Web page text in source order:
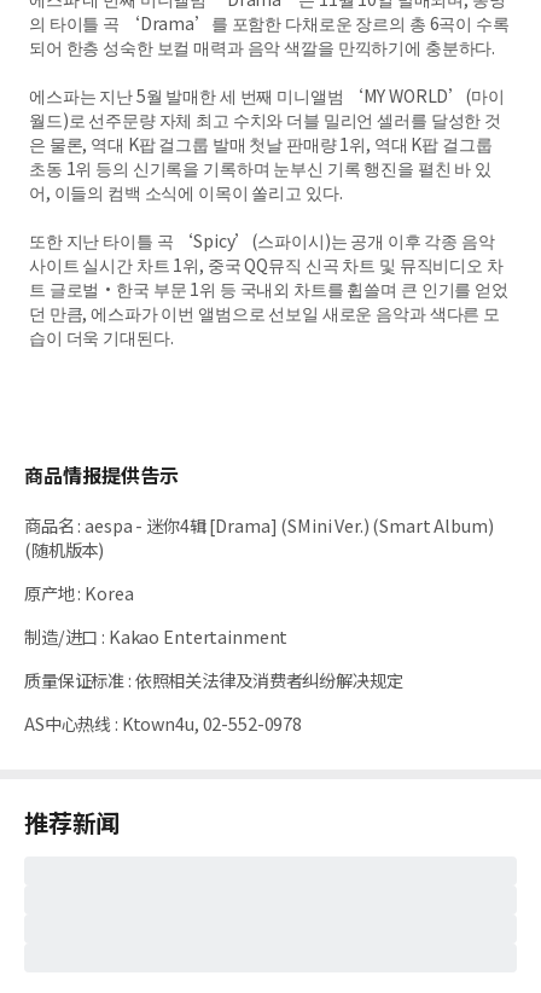
의 타이틀 곡 ‘Drama’를 포함한 다채로운 장르의 총 6곡이 수록
되어 한층 성숙한 보컬 매력과 음악 색깔을 만끽하기에 충분하다.
에스파는 지난 5월 발매한 세 번째 미니앨범 ‘MY WORLD’(마이
월드)로 선주문량 자체 최고 수치와 더블 밀리언 셀러를 달성한 것
은 물론, 역대 K팝 걸그룹 발매 첫날 판매량 1위, 역대 K팝 걸그룹
초동 1위 등의 신기록을 기록하며 눈부신 기록 행진을 펼친 바 있
어, 이들의 컴백 소식에 이목이 쏠리고 있다.
또한 지난 타이틀 곡 ‘Spicy’(스파이시)는 공개 이후 각종 음악
사이트 실시간 차트 1위, 중국 QQ뮤직 신곡 차트 및 뮤직비디오 차
트 글로벌·한국 부문 1위 등 국내외 차트를 휩쓸며 큰 인기를 얻었
던 만큼, 에스파가 이번 앨범으로 선보일 새로운 음악과 색다른 모
습이 더욱 기대된다.
商品情报提供告示
商品名:aespa - 迷你4辑 [Drama] (SMini Ver.) (Smart Album)
(随机版本)
原产地: Korea
制造/进口 : Kakao Entertainment
质量保证标准 :依照相关法律及消费者纠纷解决规定
AS中心热线 : Ktown4u, 02-552-0978
推荐新闻